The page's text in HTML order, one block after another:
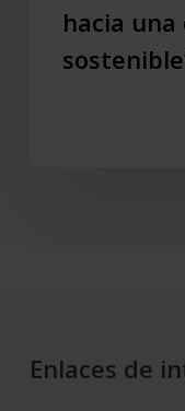
hacia una
Enlaces de